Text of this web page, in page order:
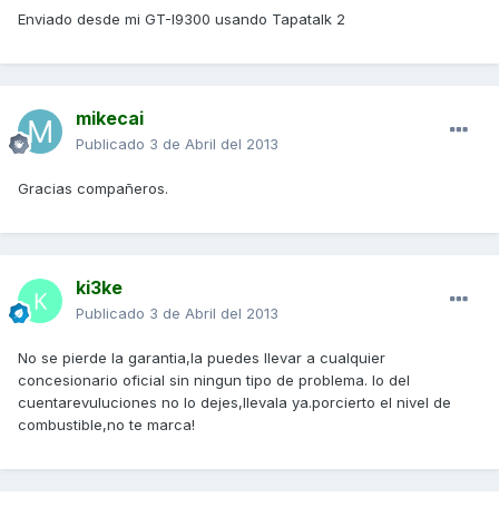
Enviado desde mi GT-I9300 usando Tapatalk 2
mikecai
Publicado 3 de Abril del 2013
Gracias compañeros.
ki3ke
Publicado 3 de Abril del 2013
No se pierde la garantia,la puedes llevar a cualquier
concesionario oficial sin ningun tipo de problema. lo del
cuentarevuluciones no lo dejes,llevala ya.porcierto el nivel de
combustible,no te marca!